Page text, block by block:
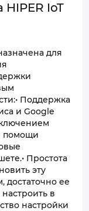
IoT
для
Поддержка
и Google
помощи
Простота
эту
достаточно ее
в
настройки